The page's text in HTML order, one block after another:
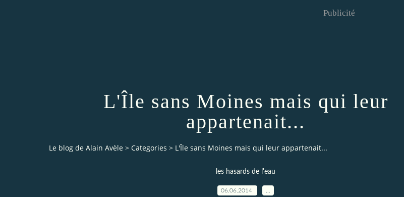
Publicité
L'Île sans Moines mais qui leur
appartenait...
Le blog de Alain Avèle > Categories > L'Île sans Moines mais qui leur appartenait...
les hasards de l'eau
06.06.2014